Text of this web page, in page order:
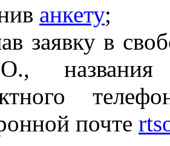
анкету;
заявку в
названия
почте